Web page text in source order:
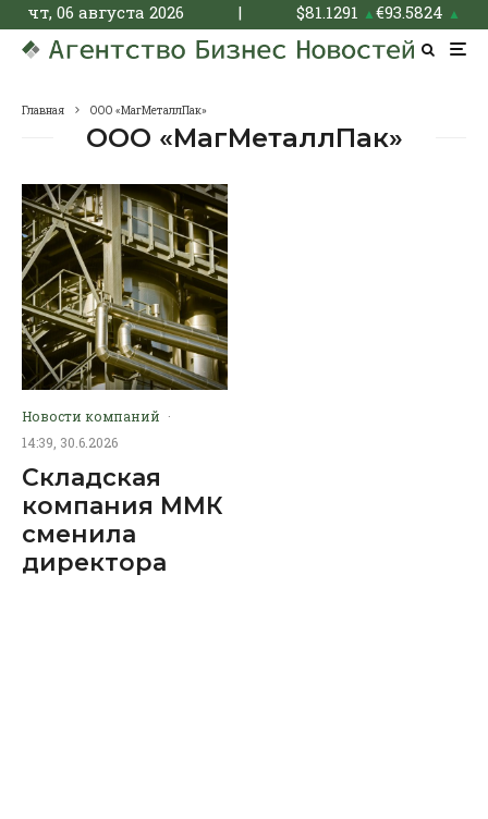
чт, 06 августа 2026 | $81.1291 ▲€93.5824 ▲
Главная ООО «МагМеталлПак»
ООО «МагМеталлПак»
Новости компаний ·
14:39, 30.6.2026
Складская
компания ММК
сменила
директора